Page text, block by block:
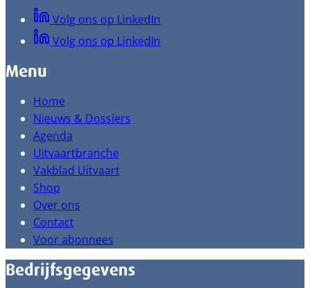
Volg ons op LinkedIn
Volg ons op LinkedIn
Menu
Home
Nieuws & Dossiers
Agenda
Uitvaartbranche
Vakblad Uitvaart
Shop
Over ons
Contact
Voor abonnees
Bedrijfsgegevens